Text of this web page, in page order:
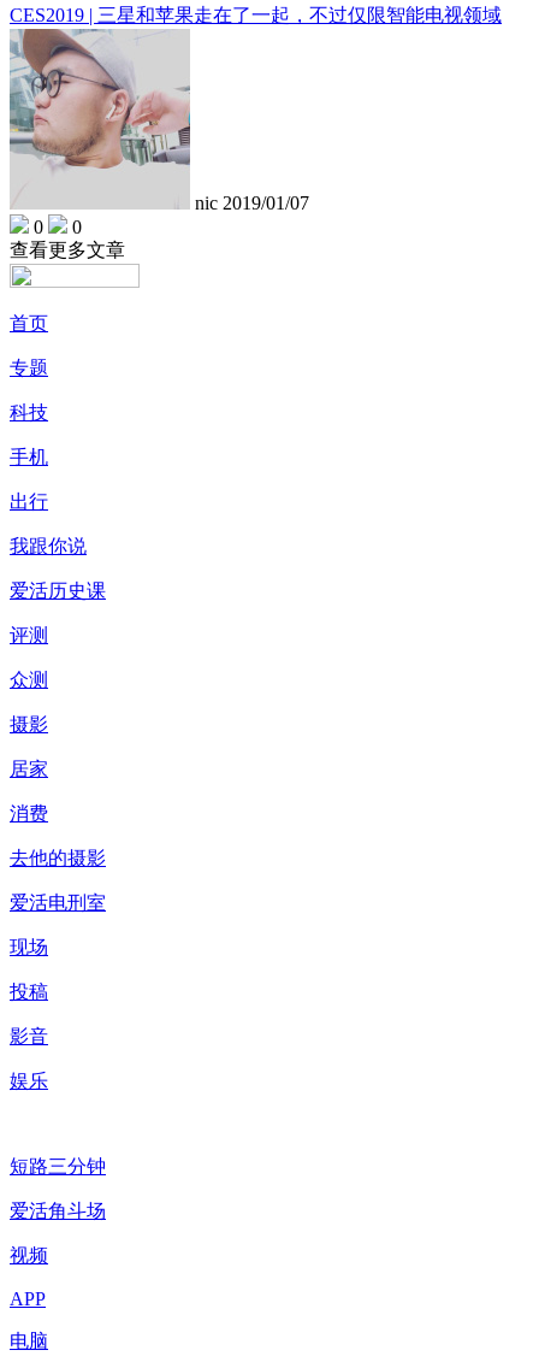
CES2019 | 三星和苹果走在了一起，不过仅限智能电视领域
nic 2019/01/07
0
0
查看更多文章
首页
专题
科技
手机
出行
我跟你说
爱活历史课
评测
众测
摄影
居家
消费
去他的摄影
爱活电刑室
现场
投稿
影音
娱乐
短路三分钟
爱活角斗场
视频
APP
电脑